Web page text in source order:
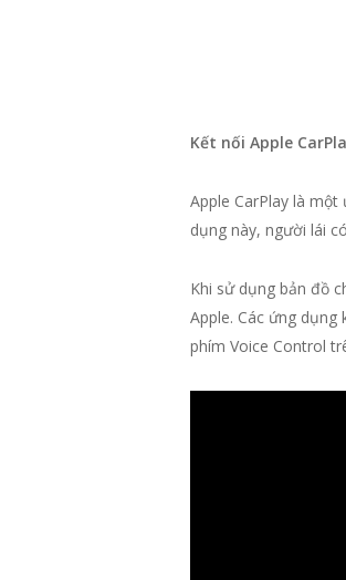
Kết nối Apple
Apple CarPlay là
dụng này, người lái
Khi sử dụng bản đồ
Apple. Các ứng
phím Voice Control